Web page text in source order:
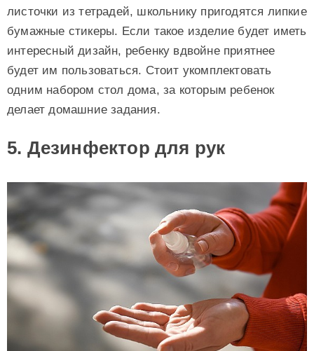
листочки из тетрадей, школьнику пригодятся липкие
бумажные стикеры. Если такое изделие будет иметь
интересный дизайн, ребенку вдвойне приятнее
будет им пользоваться. Стоит укомплектовать
одним набором стол дома, за которым ребенок
делает домашние задания.
5. Дезинфектор для рук